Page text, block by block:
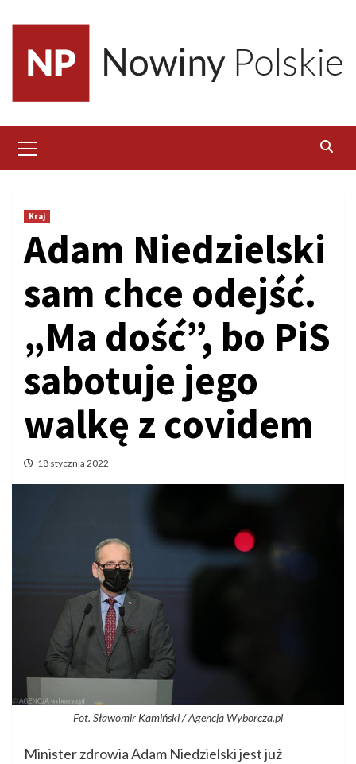
content
Menu
Kraj
Adam Niedzielski
sam chce odejść.
„Ma dość”, bo PiS
sabotuje jego
walkę z covidem
18 stycznia 2022
Fot. Sławomir Kamiński / Agencja Wyborcza.pl
Minister zdrowia Adam Niedzielski jest już